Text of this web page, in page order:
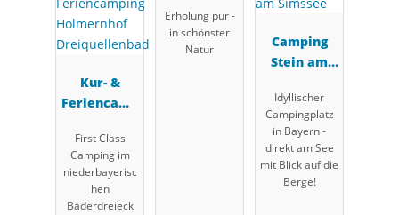
Kur- &
Feriencamp
Holmernhof
Dreiquellen
bad
First Class
Camping im
niederbayerisc
hen
Bäderdreieck
Erholung pur -
in schönster
Natur
Camping
Stein am
Idyllischer
Campingplatz
in Bayern -
direkt am See
mit Blick auf die
Berge!